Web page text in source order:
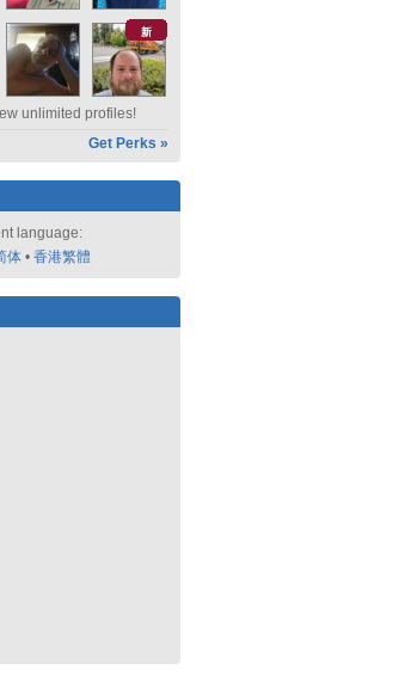
新
unlimited profiles!
Get Perks »
language:
体 • 香港繁體